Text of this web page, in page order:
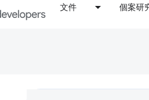
文件 個案研